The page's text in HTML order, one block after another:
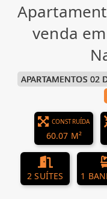
venda
APARTAMENTOS 02
CONSTRUÍDA
60.07 M²
2 SUÍTES 1